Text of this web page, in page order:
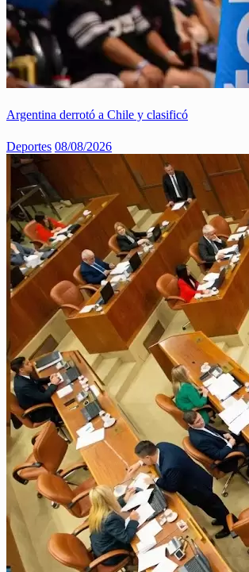
Argentina derrotó a Chile y clasificó
Deportes 08/08/2026